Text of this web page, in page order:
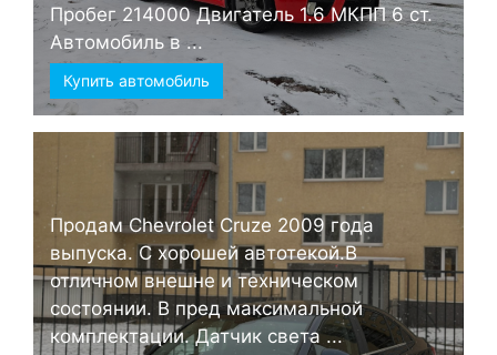
Пробег 214000 Двигатель 1.6 МКПП 6 ст.
Автомобиль в ...
Купить автомобиль
Продам Chevrolet Cruze 2009 года
выпуска. С хорошей автотекой.В
отличном внешне и техническом
состоянии. В пред максимальной
комплектации. Датчик света ...